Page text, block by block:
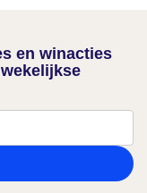
en winacties